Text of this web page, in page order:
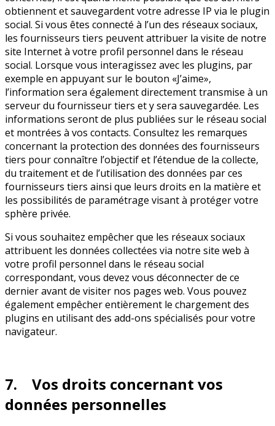
obtiennent et sauvegardent votre adresse IP via le plugin
social. Si vous êtes connecté à l’un des réseaux sociaux,
les fournisseurs tiers peuvent attribuer la visite de notre
site Internet à votre profil personnel dans le réseau
social. Lorsque vous interagissez avec les plugins, par
exemple en appuyant sur le bouton «J’aime»,
l’information sera également directement transmise à un
serveur du fournisseur tiers et y sera sauvegardée. Les
informations seront de plus publiées sur le réseau social
et montrées à vos contacts. Consultez les remarques
concernant la protection des données des fournisseurs
tiers pour connaître l’objectif et l’étendue de la collecte,
du traitement et de l’utilisation des données par ces
fournisseurs tiers ainsi que leurs droits en la matière et
les possibilités de paramétrage visant à protéger votre
sphère privée.
Si vous souhaitez empêcher que les réseaux sociaux
attribuent les données collectées via notre site web à
votre profil personnel dans le réseau social
correspondant, vous devez vous déconnecter de ce
dernier avant de visiter nos pages web. Vous pouvez
également empêcher entièrement le chargement des
plugins en utilisant des add-ons spécialisés pour votre
navigateur.
7. Vos droits concernant vos
données personnelles